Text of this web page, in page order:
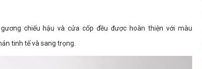
chiếu hậu và cửa cốp đều được hoàn thiện với màu
tinh tế và sang trọng.